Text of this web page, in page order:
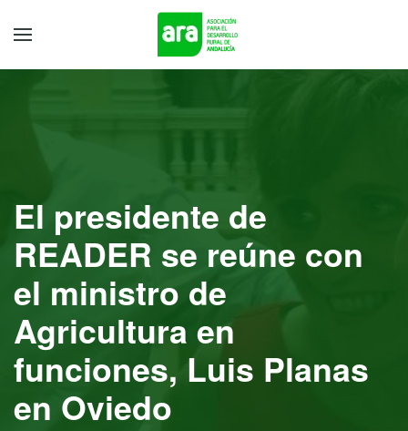
El presidente de
READER se reúne con
el ministro de
Agricultura en
funciones, Luis Planas
en Oviedo